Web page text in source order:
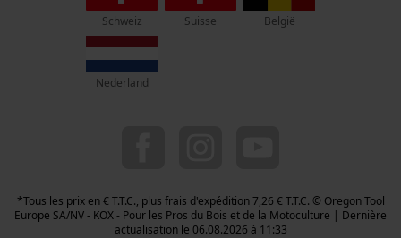
Oregon Tool GmbH
Beim Erlenwäldchen 14/2
71522 Backnang
Schweiz Suisse België
Nederland
*Tous les prix en € T.T.C., plus frais d'expédition 7,26 € T.T.C. © Oregon Tool
Europe SA/NV - KOX - Pour les Pros du Bois et de la Motoculture | Dernière
actualisation le 06.08.2026 à 11:33